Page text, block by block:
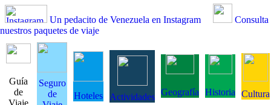
Un pedacito de Venezuela en Instagram
Consulta
nuestros paquetes de viaje
Guía
de
Viaje
Seguro
de
Hoteles Actividades Geografía Historia Cultura